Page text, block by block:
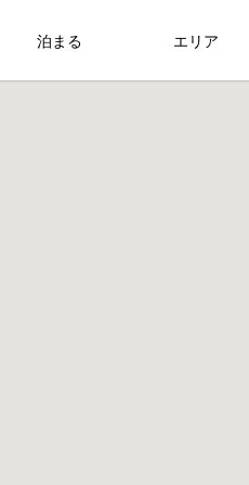
泊まる エリア